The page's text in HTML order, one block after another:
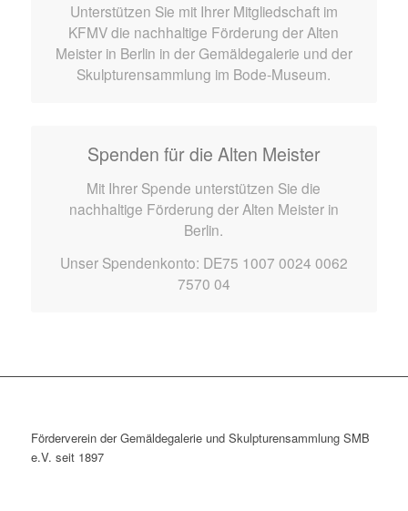
Unterstützen Sie mit Ihrer Mitgliedschaft im
KFMV die nachhaltige Förderung der Alten
Meister in Berlin in der Gemäldegalerie und der
Skulpturensammlung im Bode-Museum.
Spenden für die Alten Meister
Mit Ihrer Spende unterstützen Sie die
nachhaltige Förderung der Alten Meister in
Berlin.
Unser Spendenkonto: DE75 1007 0024 0062
7570 04
Förderverein der Gemäldegalerie und Skulpturensammlung SMB
e.V. seit 1897